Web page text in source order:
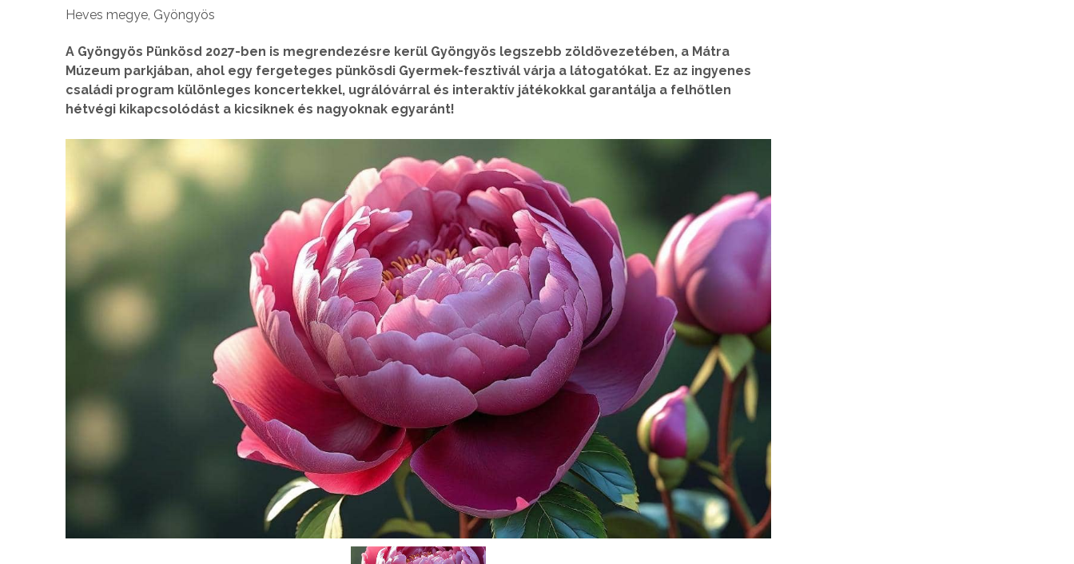
Heves megye, Gyöngyös
A Gyöngyös Pünkösd 2027-ben is megrendezésre kerül Gyöngyös legszebb zöldövezetében, a Mátra
Múzeum parkjában, ahol egy fergeteges pünkösdi Gyermek-fesztivál várja a látogatókat. Ez az ingyenes
családi program különleges koncertekkel, ugrálóvárral és interaktív játékokkal garantálja a felhőtlen
hétvégi kikapcsolódást a kicsiknek és nagyoknak egyaránt!